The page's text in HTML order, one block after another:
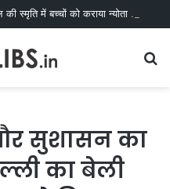
दिव्यांग भृत्य ने अपने 10 वर्ष के कार्यकाल की स्मृति में बच्चों को कराया न्योता भोज
सुशासन का
का बेली